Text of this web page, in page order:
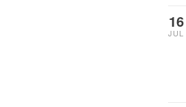
16
JUL